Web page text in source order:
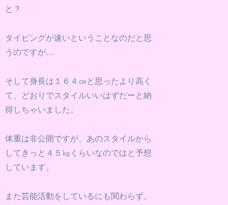
と？
タイピングが速いということなのだと思
うのですが…
そして身長は１６４㎝と思ったより高く
て、どおりでスタイルいいはずだーと納
得しちゃいました。
体重は非公開ですが、あのスタイルから
してきっと４５㎏くらいなのではと予想
しています。
また芸能活動をしているにも関わらず、